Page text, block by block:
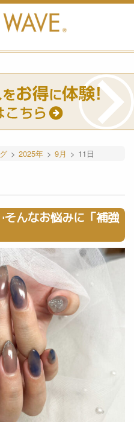
> 2025年 > 9月 > 11日
んなお悩みに「補強